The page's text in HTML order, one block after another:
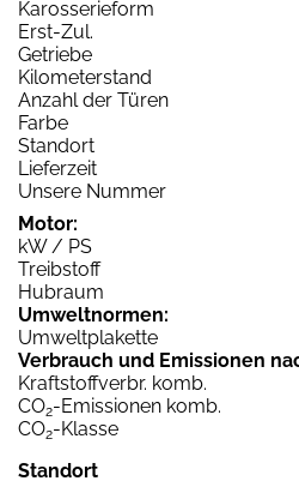
Karosserieform
Erst-Zul.
Getriebe
Kilometerstand
Anzahl der Türen
Farbe
Standort
Lieferzeit
Unsere Nummer
Motor:
kW / PS
Treibstoff
Hubraum
Umweltnormen:
Umweltplakette
Verbrauch und Emissionen
Kraftstoffverbr. komb.
CO2-Emissionen komb.
CO2-Klasse
Standort